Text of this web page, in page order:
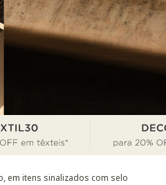
em itens sinalizados com selo